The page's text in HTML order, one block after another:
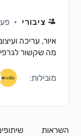
ציבורי
איור, עריכה
מה שקשור
מובילות:
השראות